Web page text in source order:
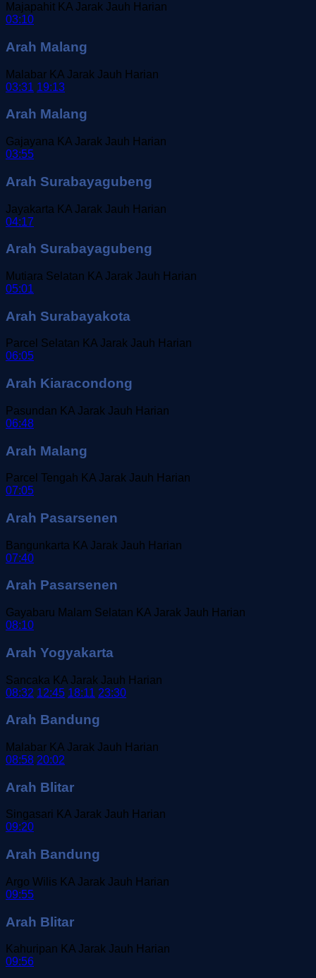
Majapahit KA Jarak Jauh Harian
03:10
Arah Malang
Malabar KA Jarak Jauh Harian
03:31 19:13
Arah Malang
Gajayana KA Jarak Jauh Harian
03:55
Arah Surabayagubeng
Jayakarta KA Jarak Jauh Harian
04:17
Arah Surabayagubeng
Mutiara Selatan KA Jarak Jauh Harian
05:01
Arah Surabayakota
Parcel Selatan KA Jarak Jauh Harian
06:05
Arah Kiaracondong
Pasundan KA Jarak Jauh Harian
06:48
Arah Malang
Parcel Tengah KA Jarak Jauh Harian
07:05
Arah Pasarsenen
Bangunkarta KA Jarak Jauh Harian
07:40
Arah Pasarsenen
Gayabaru Malam Selatan KA Jarak Jauh Harian
08:10
Arah Yogyakarta
Sancaka KA Jarak Jauh Harian
08:32 12:45 18:11 23:30
Arah Bandung
Malabar KA Jarak Jauh Harian
08:58 20:02
Arah Blitar
Singasari KA Jarak Jauh Harian
09:20
Arah Bandung
Argo Wilis KA Jarak Jauh Harian
09:55
Arah Blitar
Kahuripan KA Jarak Jauh Harian
09:56